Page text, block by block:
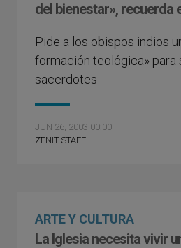
del bienestar», recuerda
Pide a los obispos indios
formación teológica» para
sacerdotes
JUN 26, 2003 00:00
ZENIT STAFF
ARTE Y CULTURA
La Iglesia necesita vivir